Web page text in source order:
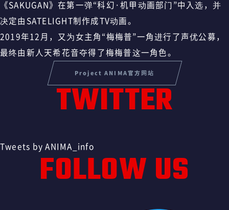
《SAKUGAN》在第一弹“科幻·机甲动画部门”中入选，并
决定由SATELIGHT制作成TV动画。
2019年12月，又为女主角“梅梅普”一角进行了声优公募，
最终由新人天希花音夺得了梅梅普这一角色。
Project ANIMA官方网站
TWITTER
Tweets by ANIMA_info
FOLLOW US